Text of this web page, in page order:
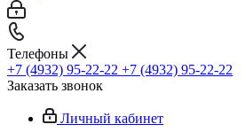
Телефоны
+7 (4932) 95-22-22 +7 (4932) 95-22-22
Заказать звонок
Личный кабинет